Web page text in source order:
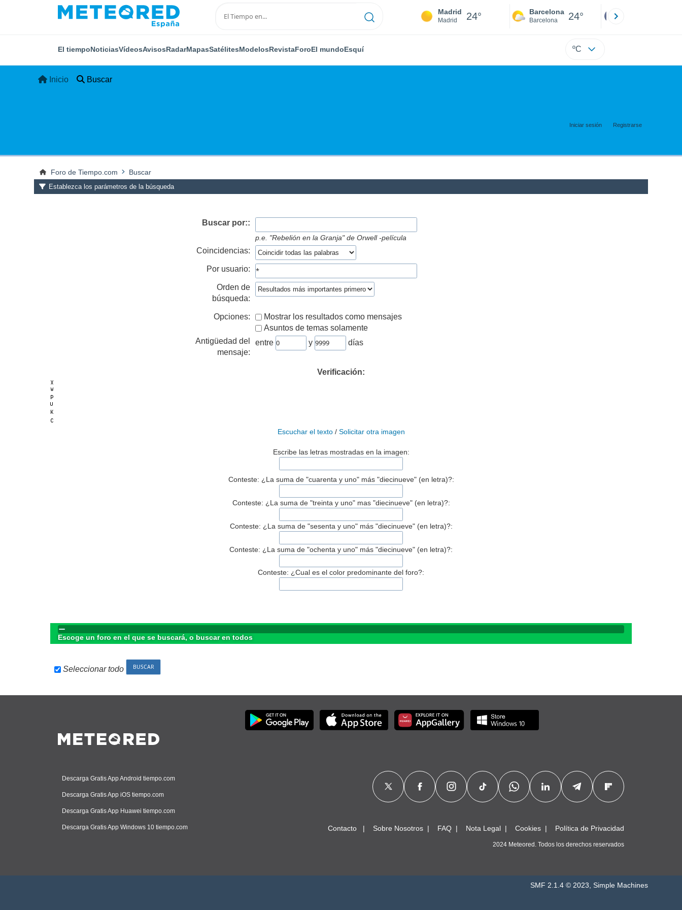
Madrid
Madrid 24° Barcelona
Barcelona 24°
El tiempoNoticiasVídeosAvisosRadarMapasSatélitesModelosRevistaForoEl mundoEsquí ºC
Inicio Buscar
Iniciar sesión Registrarse
Foro de Tiempo.com Buscar
Establezca los parámetros de la búsqueda
Buscar por::
p.e. "Rebelión en la Granja" de Orwell -película
Coincidencias:
Por usuario:
Orden de
búsqueda:
Opciones:
Mostrar los resultados como mensajes
Asuntos de temas solamente
Antigüedad del
mensaje:
entre y días
Verificación:
Escuchar el texto/ Solicitar otra imagen
Escribe las letras mostradas en la imagen:
Conteste: ¿La suma de "cuarenta y uno" más "diecinueve" (en letra)?:
Conteste: ¿La suma de "treinta y uno" mas "diecinueve" (en letra)?:
Conteste: ¿La suma de "sesenta y uno" más "diecinueve" (en letra)?:
Conteste: ¿La suma de "ochenta y uno" más "diecinueve" (en letra)?:
Conteste: ¿Cual es el color predominante del foro?:
Escoge un foro en el que se buscará, o buscar en todos
Seleccionar todo
Descarga Gratis App Android tiempo.com
Descarga Gratis App iOS tiempo.com
Descarga Gratis App Huawei tiempo.com
Descarga Gratis App Windows 10 tiempo.com Contacto Sobre Nosotros FAQ Nota Legal Cookies Política de Privacidad
2024 Meteored. Todos los derechos reservados
SMF 2.1.4 © 2023, Simple Machines